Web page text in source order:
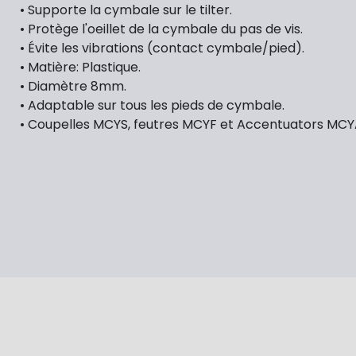
• Supporte la cymbale sur le tilter.
• Protège l'oeillet de la cymbale du pas de vis.
• Évite les vibrations (contact cymbale/pied).
• Matière: Plastique.
• Diamètre 8mm.
• Adaptable sur tous les pieds de cymbale.
• Coupelles MCYS, feutres MCYF et Accentuators